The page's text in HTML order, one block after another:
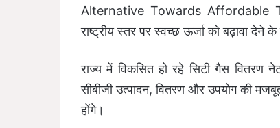
Alternative Towards Affordable
राष्ट्रीय स्तर पर स्वच्छ ऊर्जा को बढ़ावा देने
राज्य में विकसित हो रहे सिटी गैस वितरण
सीबीजी उत्पादन, वितरण और उपयोग की
होंगे।